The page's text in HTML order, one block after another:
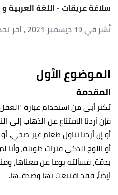
سلافة عريقات- اللغة العربية و
نُشر في 19 ديسمبر 2021
، آخر تحديث 21
الموضوع الأول
المقدمة
يُكثر أبي من استخدام عبارة
فإن أردنا الامتناع عن الذهاب إلى
أو إن أردنا تناول طعام غير صحي،
أو اللوح الذكي فترات طويلة،
بدقة، فسألته يوما عن معناها،
أيضاً، فقد اقتنعت بها وصدقتها.